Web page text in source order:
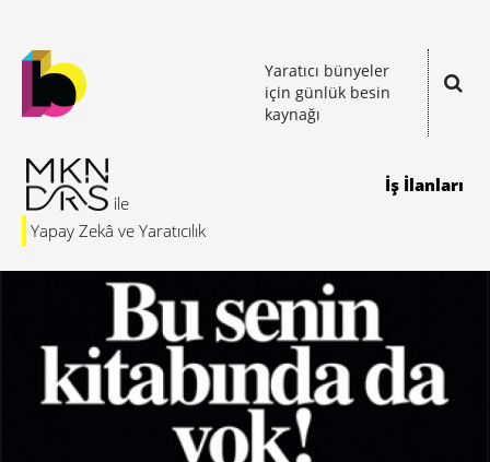
Yaratıcı bünyeler
için günlük besin
kaynağı
Yapay Zekâ ve Yaratıcılık
İş İlanları